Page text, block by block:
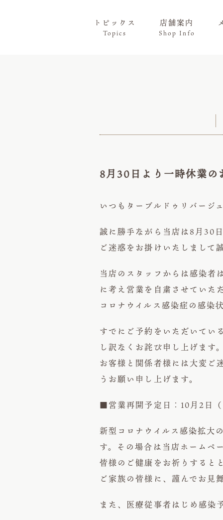
トピックス
Topics
店舗案内
Shop Info
8月30日より一時休業の
いつもターブルドゥリバージ
誠に勝手ながら当店は8月30
ご迷惑をお掛けいたしまして
当店のスタッフからは感染者
に考え営業を自粛させていた
コロナウイルス感染症の感染
すでにご予約をいただいてい
し訳なくお詫び申し上げます
お客様と関係者様には大変ご
うお願い申し上げます。
■営業再開予定日：10月2日
新型コロナウイルス感染拡大
す。その場合は当店ホームペ
皆様のご健康をお祈りすると
ご家族の皆様に、謹んでお見
また、医療従事者はじめ感染